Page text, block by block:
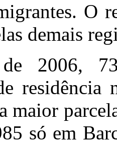
O
demais
2006,
residência
maior
só em